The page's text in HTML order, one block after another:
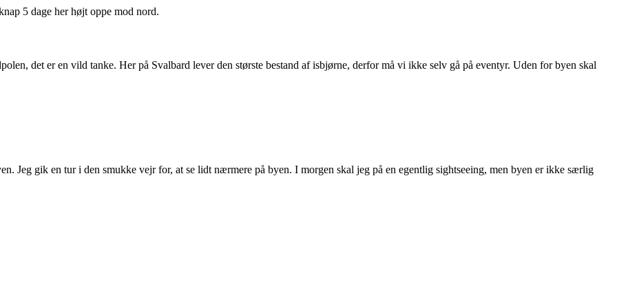
5 dage her højt oppe mod nord.
det er en vild tanke. Her på Svalbard lever den største bestand af isbjørne, derfor må vi ikke selv gå på eventyr. Uden for byen skal
Jeg gik en tur i den smukke vejr for, at se lidt nærmere på byen. I morgen skal jeg på en egentlig sightseeing, men byen er ikke særlig